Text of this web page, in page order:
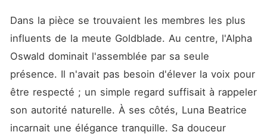
émotionnellement. Refusant
de se soumettre, elle s'isole
progressivement et finit par
rompre tout lien affectif avec
sa famille et sa meute. Sa
vie bascule lorsqu'elle
rencontre Darius, puissant
Alpha de la meute Crescent
Moon. Contrairement aux
autres, il lui offre respect,
protection et considération.
Une relation profonde se
Dans la pièce se trouvaient les membres les plus
influents de la meute Goldblade. Au centre, l'Alpha
Oswald dominait l'assemblée par sa seule
présence. Il n'avait pas besoin d'élever la voix pour
être respecté ; un simple regard suffisait à rappeler
son autorité naturelle. À ses côtés, Luna Beatrice
incarnait une élégance tranquille. Sa douceur